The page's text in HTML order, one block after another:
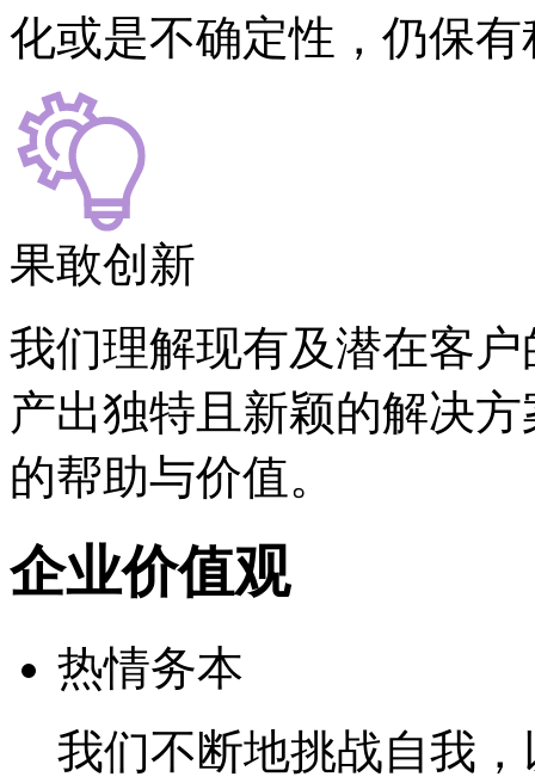
化或是不确定性，仍保
果敢创新
我们理解现有及潜在客
产出独特且新颖的解决
的帮助与价值。
企业价值观
热情务本
我们不断地挑战自我